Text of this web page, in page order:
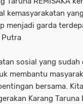
kemasyarakatan
menjadi garda
Putra
sosial yang sudah
membantu
bersama.
Karang Taruna